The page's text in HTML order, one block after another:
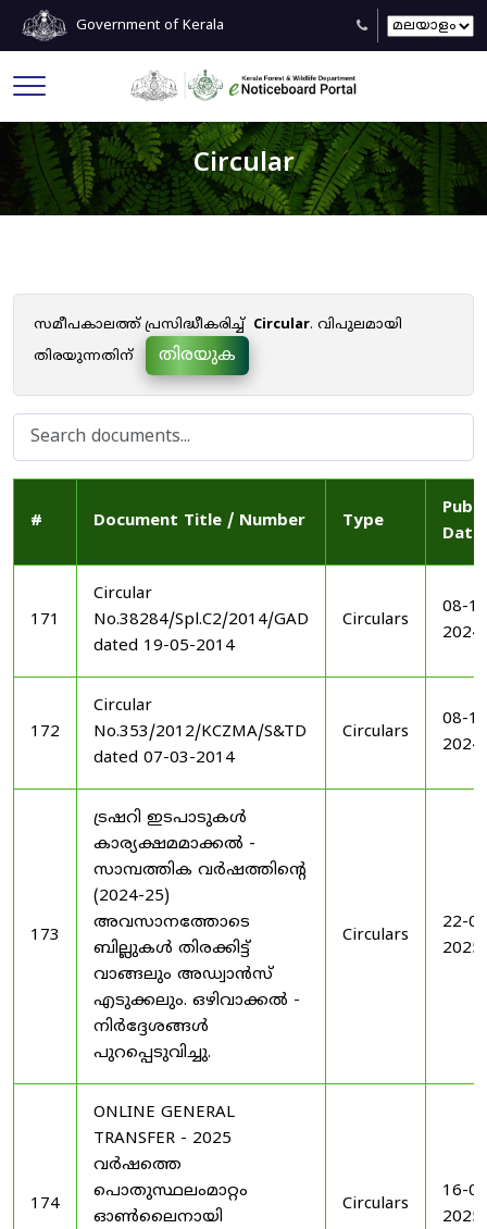
Government of Kerala
Circular
സമീപകാലത്ത് പ്രസിദ്ധീകരിച്ച് Circular. വിപുലമായി
തിരയുന്നതിന്
തിരയുക
# Document Title / Number Type
Date
171
Circular
No.38284/Spl.C2/2014/GAD
dated 19-05-2014
Circulars
08-
2024
172
Circular
No.353/2012/KCZMA/S&TD
dated 07-03-2014
Circulars
08-
2024
173
ട്രഷറി ഇടപാടുകൾ
കാര്യക്ഷമമാക്കൽ -
സാമ്പത്തിക വർഷത്തിന്റെ
(2024-25)
അവസാനത്തോടെ
ബില്ലുകൾ തിരക്കിട്ട്
വാങ്ങലും അഡ്വാൻസ്
എടുക്കലും. ഒഴിവാക്കൽ -
നിർദ്ദേശങ്ങൾ
പുറപ്പെടുവിച്ചു.
Circulars
22-
2025
174
ONLINE GENERAL
TRANSFER - 2025
വർഷത്തെ
പൊതുസ്ഥലംമാറ്റം
ഓൺലൈനായി
Circulars
16-
2025